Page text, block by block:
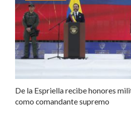
De la Espriella recibe honores
como comandante supremo